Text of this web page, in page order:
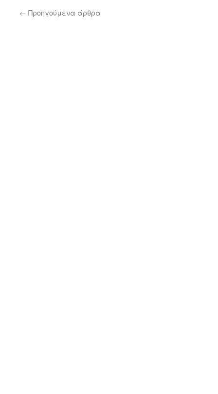
← Προηγούμενα άρθρα